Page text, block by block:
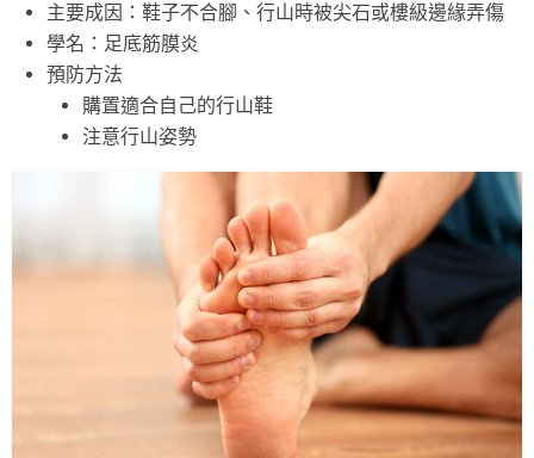
主要成因：鞋子不合腳、行山時被尖石或樓級邊緣弄傷
學名：足底筋膜炎
預防方法
購置適合自己的行山鞋
注意行山姿勢